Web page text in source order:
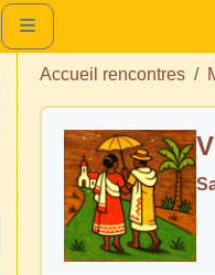
Accueil rencontres